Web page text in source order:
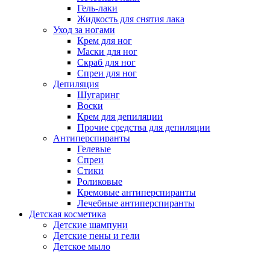
Гель-лаки
Жидкость для снятия лака
Уход за ногами
Крем для ног
Маски для ног
Скраб для ног
Спреи для ног
Депиляция
Шугаринг
Воски
Крем для депиляции
Прочие средства для депиляции
Антиперспиранты
Гелевые
Спреи
Стики
Роликовые
Кремовые антиперспиранты
Лечебные антиперспиранты
Детская косметика
Детские шампуни
Детские пены и гели
Детское мыло